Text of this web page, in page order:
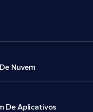
Nuvem
De Aplicativos